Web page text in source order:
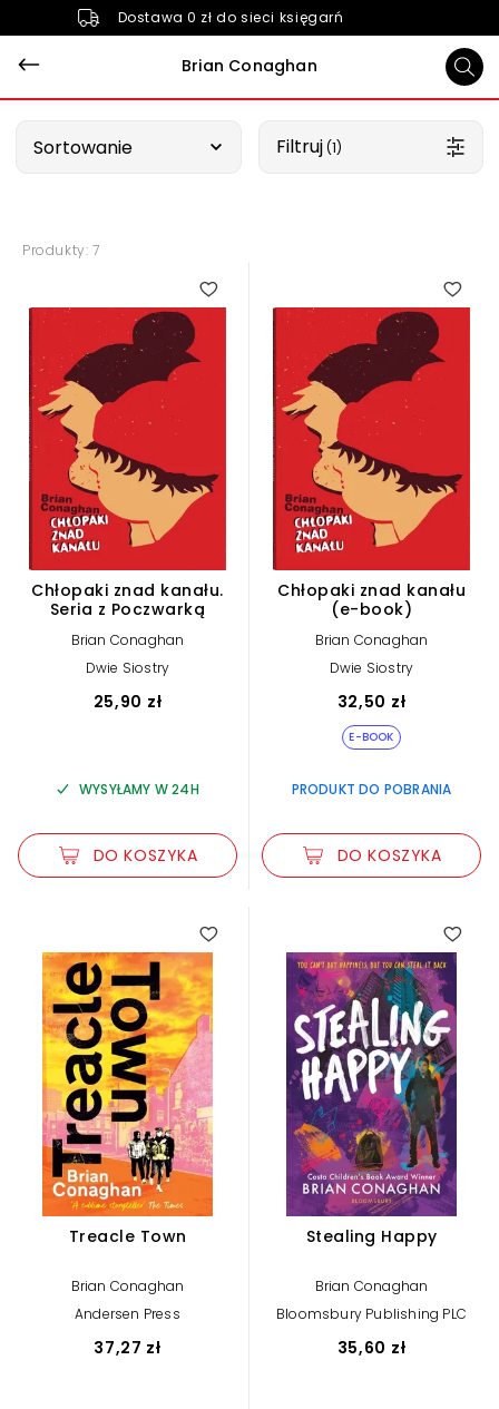
Dostawa 0 zł do sieci księgarń
Brian Conaghan
Sortowanie Filtruj (1)
Produkty: 7
Chłopaki znad kanału.
Seria z Poczwarką
Brian Conaghan
Dwie Siostry
25,90 zł
WYSYŁAMY W 24H
DO KOSZYKA
Chłopaki znad kanału
(e-book)
Brian Conaghan
Dwie Siostry
32,50 zł
E-BOOK
PRODUKT DO POBRANIA
DO KOSZYKA
Treacle Town
Brian Conaghan
Andersen Press
37,27 zł
Stealing Happy
Brian Conaghan
Bloomsbury Publishing PLC
35,60 zł